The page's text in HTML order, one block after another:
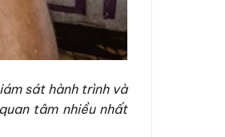
sát hành trình và
tâm nhiều nhất